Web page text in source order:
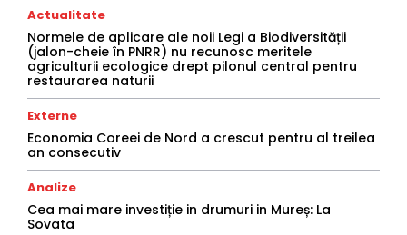
Actualitate
Normele de aplicare ale noii Legi a Biodiversității
(jalon-cheie în PNRR) nu recunosc meritele
agriculturii ecologice drept pilonul central pentru
restaurarea naturii
Externe
Economia Coreei de Nord a crescut pentru al treilea
an consecutiv
Analize
Cea mai mare investiție in drumuri in Mureș: La
Sovata